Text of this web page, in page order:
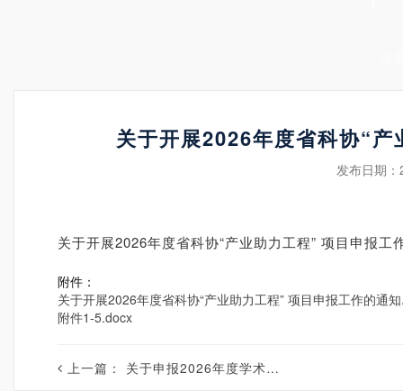
关于开展2026年度省科协“
发布日期：
关于开展2026年度省科协“产业助力工程” 项目申报工
附件：
关于开展2026年度省科协“产业助力工程” 项目申报工作的通
附件1-5.docx
上一篇： 关于申报2026年度学术交流活动项目的通知